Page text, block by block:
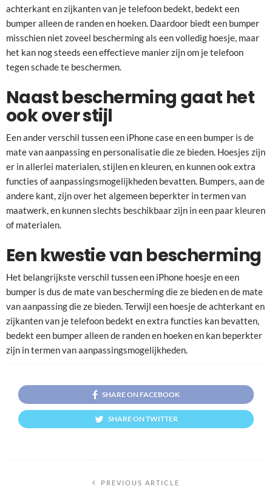
achterkant en zijkanten van je telefoon bedekt, bedekt een
bumper alleen de randen en hoeken. Daardoor biedt een bumper
misschien niet zoveel bescherming als een volledig hoesje, maar
het kan nog steeds een effectieve manier zijn om je telefoon
tegen schade te beschermen.
Naast bescherming gaat het
ook over stijl
Een ander verschil tussen een iPhone case en een bumper is de
mate van aanpassing en personalisatie die ze bieden. Hoesjes zijn
er in allerlei materialen, stijlen en kleuren, en kunnen ook extra
functies of aanpassingsmogelijkheden bevatten. Bumpers, aan de
andere kant, zijn over het algemeen beperkter in termen van
maatwerk, en kunnen slechts beschikbaar zijn in een paar kleuren
of materialen.
Een kwestie van bescherming
Het belangrijkste verschil tussen een iPhone hoesje en een
bumper is dus de mate van bescherming die ze bieden en de mate
van aanpassing die ze bieden. Terwijl een hoesje de achterkant en
zijkanten van je telefoon bedekt en extra functies kan bevatten,
bedekt een bumper alleen de randen en hoeken en kan beperkter
zijn in termen van aanpassingsmogelijkheden.
SHARE ON FACEBOOK
SHARE ON TWITTER
PREVIOUS ARTICLE